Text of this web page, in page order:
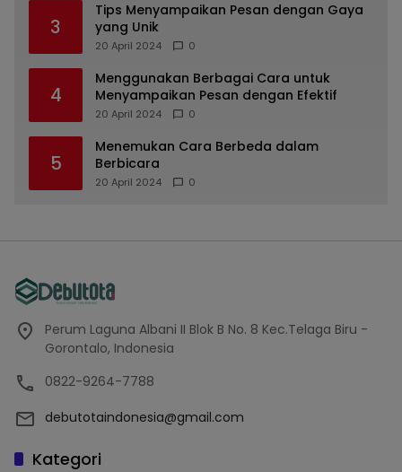
3
Tips Menyampaikan Pesan dengan Gaya
yang Unik
20 April 2024 0
4
Menggunakan Berbagai Cara untuk
Menyampaikan Pesan dengan Efektif
20 April 2024 0
5
Menemukan Cara Berbeda dalam
Berbicara
20 April 2024 0
Perum Laguna Albani II Blok B No. 8 Kec.Telaga Biru -
Gorontalo, Indonesia
0822-9264-7788
debutotaindonesia@gmail.com
Kategori